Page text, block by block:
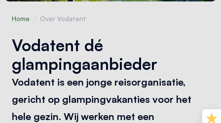
Home Over Vodatent
Vodatent dé
glampingaanbieder
Vodatent is een jonge reisorganisatie,
gericht op glampingvakanties voor het
hele gezin. Wij werken met een